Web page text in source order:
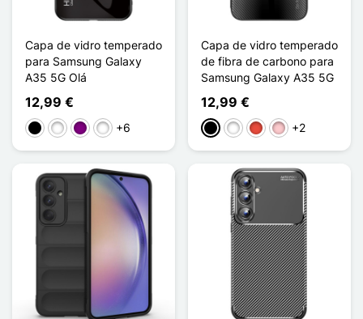
Capa de vidro temperado
para Samsung Galaxy
A35 5G Olá
12,99 €
PretoBrancoDégradé Violet
Dégradé Rose Violet
+6
Capa de vidro temperado
de fibra de carbono para
Samsung Galaxy A35 5G
12,99 €
PretoBrancoVermelho
Rosa+2